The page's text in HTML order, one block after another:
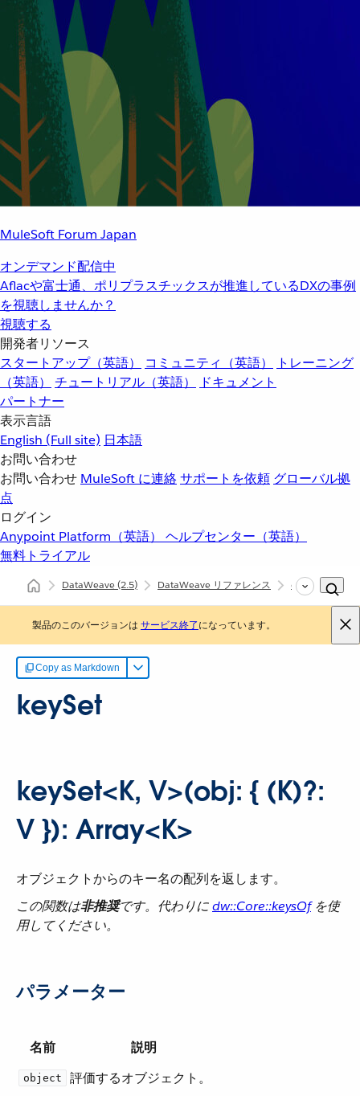
MuleSoft Forum Japan
オンデマンド配信中
Aflacや富士通、ポリプラスチックスが推進しているDXの事例
を視聴しませんか？
視聴する
開発者リソース
スタートアップ（英語）
コミュニティ（英語）
トレーニング
（英語）
チュートリアル（英語）
ドキュメント
パートナー
表示言語
English (Full site) 日本語
お問い合わせ
お問い合わせ MuleSoft に連絡サポートを依頼 グローバル拠
点
ログイン
Anypoint Platform（英語） ヘルプセンター（英語）
無料トライアル
DataWeave(2.5) DataWeave リファレンス
製品のこのバージョンは サービス終了になっています。
Copy as Markdown
keySet
keySet<K, V>(obj: { (K)?:
V }): Array<K>
オブジェクトからのキー名の配列を返します。
この関数は​非推奨​です。代わりに ​dw::Core::keysOf​ を使
用してください。
パラメーター
名前 説明
object 評価するオブジェクト。